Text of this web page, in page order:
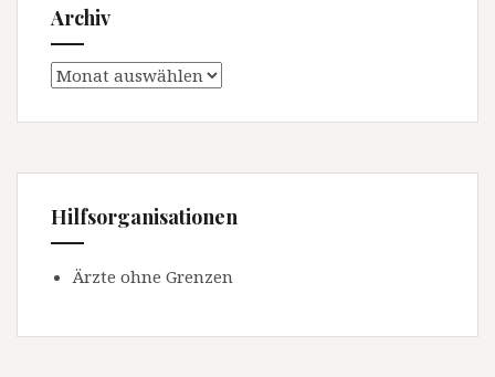
Archiv
Archiv
Hilfsorganisationen
Ärzte ohne Grenzen